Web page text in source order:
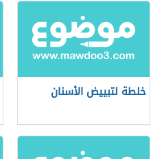
خلطة لتبييض الأسنان